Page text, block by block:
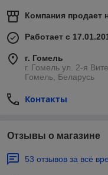
Компания продает
Работает с
г. Гомель
г. Гомель ул. 2-я
Гомель, Беларусь
Контакты
Отзывы о магазине
53 отзывов за всё